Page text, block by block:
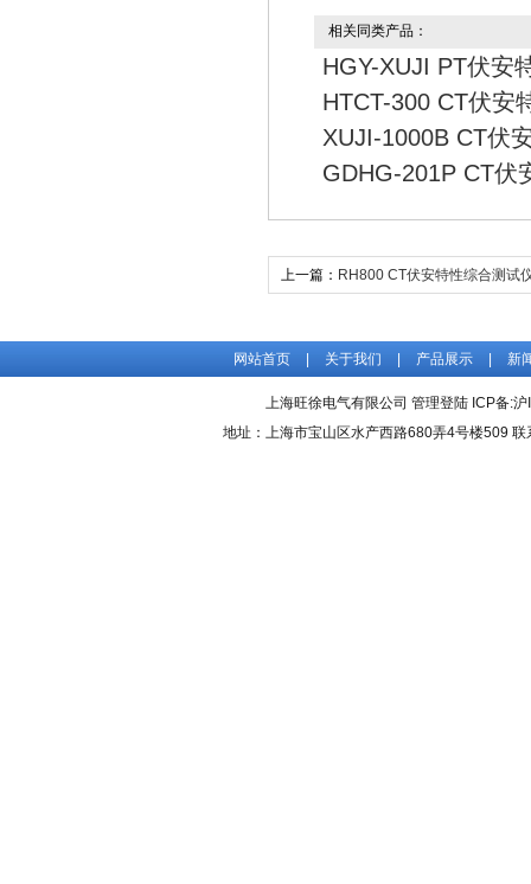
相关同类产品：
HGY-XUJI PT伏安
HTCT-300 CT伏安
XUJI-1000B CT伏
GDHG-201P CT伏
上一篇： RH800 CT伏安特性综合测试
网站首页 关于我们 产品展示 新
上海旺徐电气有限公司 管理登陆 ICP备:沪
地址：上海市宝山区水产西路680弄4号楼509